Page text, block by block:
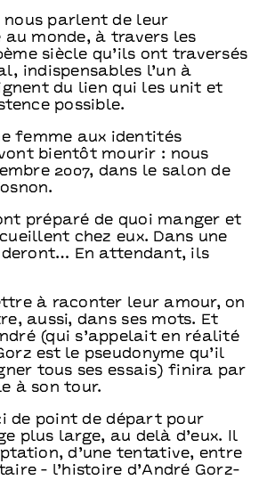
nous parlent de leur
au monde, à travers les
siècle qu’ils ont traversés
indispensables l’un à
du lien qui les unit et
possible.
femme aux identités
bientôt mourir : nous
2007, dans le salon de
préparé de quoi manger et
chez eux. Dans une
En attendant, ils
à raconter leur amour, on
aussi, dans ses mots. Et
(qui s’appelait en réalité
est le pseudonyme qu’il
tous ses essais) finira par
à son tour.
de point de départ pour
plus large, au delà d’eux. Il
d’une tentative, entre
- l’histoire d’André Gorz-